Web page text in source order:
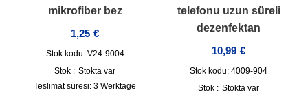
mikrofiber bez
1,25 €
Stok kodu: V24-9004
Stok : Stokta var
Teslimat süresi: 3 Werktage
telefonu uzun süreli
dezenfektan
10,99 €
Stok kodu: 4009-904
Stok : Stokta var